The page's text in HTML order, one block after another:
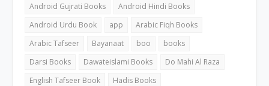
Android Gujrati Books
Android Hindi Books
Android Urdu Book
app
Arabic Fiqh Books
Arabic Tafseer
Bayanaat boo
books
Darsi Books
Dawateislami Books
Do Mahi Al Raza
English Tafseer Book
Hadis Books